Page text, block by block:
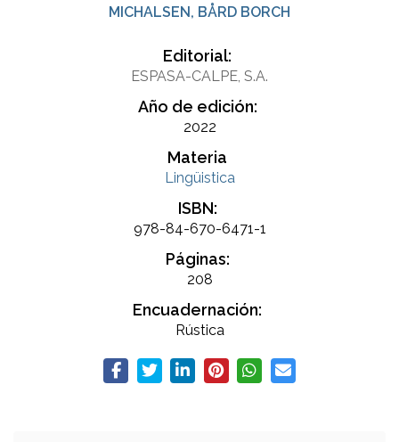
MICHALSEN, BÅRD BORCH
Editorial:
ESPASA-CALPE, S.A.
Año de edición:
2022
Materia
Lingüistica
ISBN:
978-84-670-6471-1
Páginas:
208
Encuadernación:
Rústica